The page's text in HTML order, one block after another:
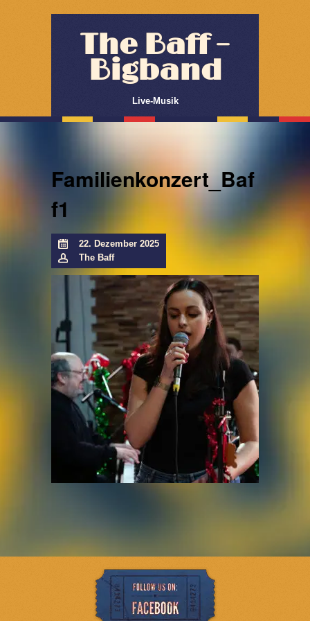
The Baff –
Bigband
Live-Musik
Familienkonzert_Baf
f1
22. Dezember 2025
The Baff